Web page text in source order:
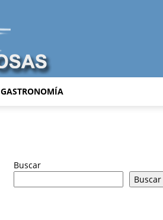
GASTRONOMÍA
Buscar
Buscar